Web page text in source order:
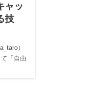
ャッ
技
）
「自由